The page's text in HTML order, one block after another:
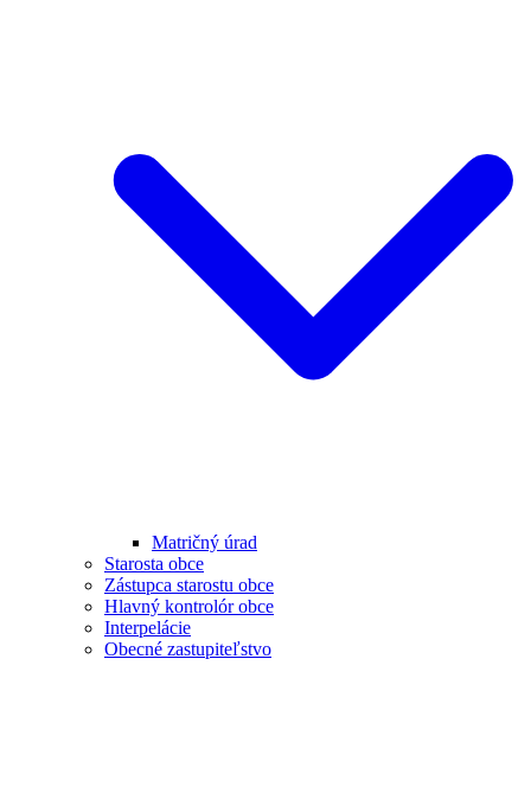
Matričný úrad
Starosta obce
Zástupca starostu obce
Hlavný kontrolór obce
Interpelácie
Obecné zastupiteľstvo